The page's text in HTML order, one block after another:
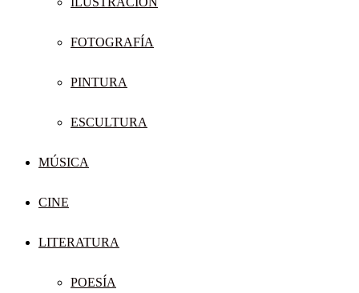
FOTOGRAFÍA
PINTURA
ESCULTURA
MÚSICA
CINE
LITERATURA
POESÍA